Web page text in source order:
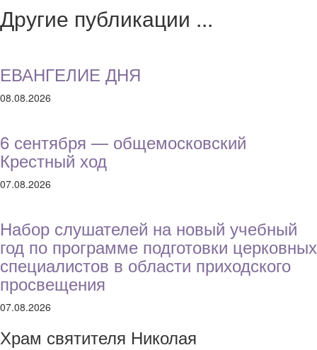
Другие публикации ...
ЕВАНГЕЛИЕ ДНЯ
08.08.2026
6 сентября — общемосковский
Крестный ход
07.08.2026
Набор слушателей на новый учебный
год по программе подготовки церковных
специалистов в области приходского
просвещения
07.08.2026
Храм святителя Николая